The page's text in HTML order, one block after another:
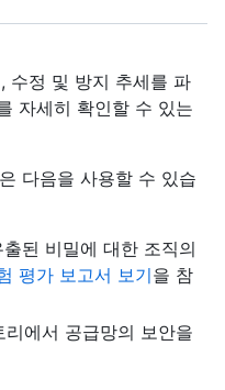
수정 및 방지 추세를 파
자세히 확인할 수 있는
다음을 사용할 수 있습
출된 비밀에 대한 조직의
평가 보고서 보기을 참
리에서 공급망의 보안을